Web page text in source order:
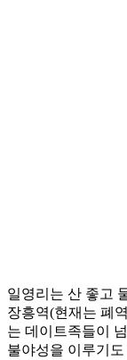
일영리는 산 좋고
장흥역(현재는 폐
는 데이트족들이
불야성을 이루기